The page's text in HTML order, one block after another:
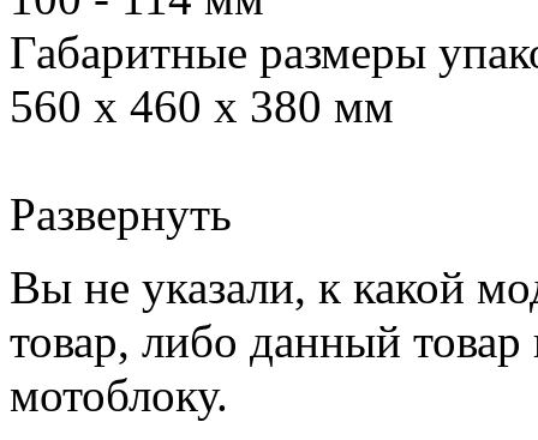
Габаритные размеры
560 х 460 х 380 мм
Развернуть
Вы не указали, к какой
товар, либо данный
мотоблоку.